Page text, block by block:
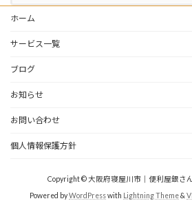
ホーム
サービス一覧
ブログ
お知らせ
お問い合わせ
個人情報保護方針
Copyright © 大阪府寝屋川市｜便利屋銀さ
Powered byWordPresswith Lightning Theme&